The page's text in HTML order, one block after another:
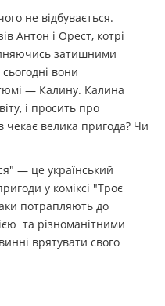
не відбувається.
Антон і Орест, котрі
затишними
вони
— Калину. Калина
і просить про
чекає велика пригода? Чи
— це український
у коміксі "Троє
потрапляють до
та різноманітними
врятувати свого